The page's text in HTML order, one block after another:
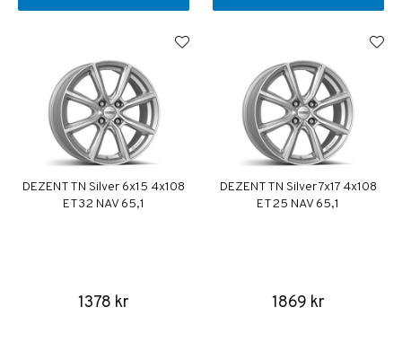
DEZENT TN Silver 6x15 4x108
ET32 NAV 65,1
1378 kr
DEZENT TN Silver 7x17 4x108
ET25 NAV 65,1
1869 kr